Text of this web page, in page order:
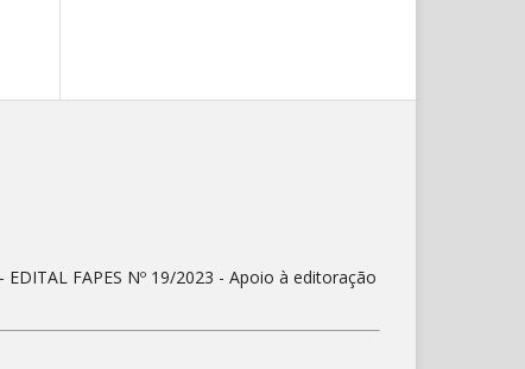
FAPES Nº 19/2023 - Apoio à editoração